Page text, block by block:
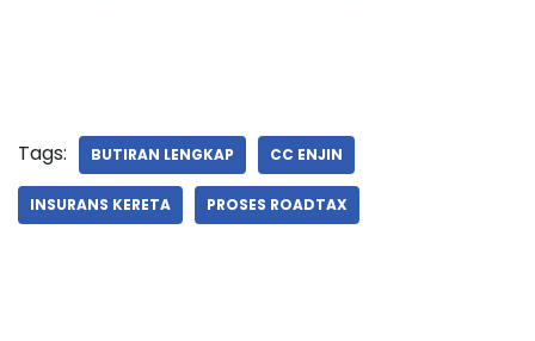
Tags: BUTIRAN LENGKAP CC ENJIN
INSURANS KERETA PROSES ROADTAX